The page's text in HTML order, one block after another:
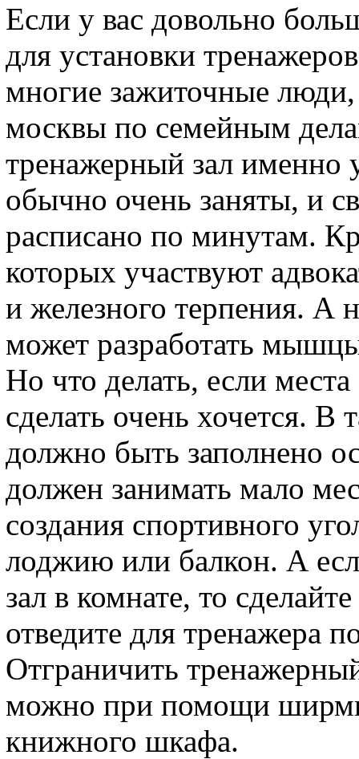
Если у вас довольно
для установки
многие зажиточные
москвы по семейным
тренажерный зал именно
обычно очень заняты, и
расписано по минутам.
которых участвуют
и железного терпения. А
может разработать
Но что делать, если
сделать очень хочется. В
должно быть заполнено
должен занимать мало
создания спортивного
лоджию или балкон. А
зал в комнате, то
отведите для тренажера
Отграничить
можно при помощи
книжного шкафа.